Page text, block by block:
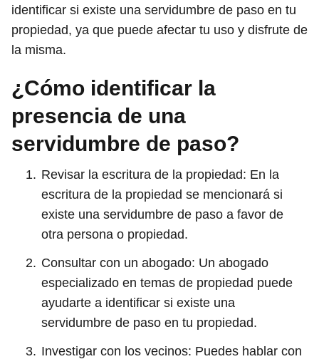
identificar si existe una servidumbre de paso en tu
propiedad, ya que puede afectar tu uso y disfrute de
la misma.
¿Cómo identificar la
presencia de una
servidumbre de paso?
Revisar la escritura de la propiedad: En la
escritura de la propiedad se mencionará si
existe una servidumbre de paso a favor de
otra persona o propiedad.
Consultar con un abogado: Un abogado
especializado en temas de propiedad puede
ayudarte a identificar si existe una
servidumbre de paso en tu propiedad.
Investigar con los vecinos: Puedes hablar con